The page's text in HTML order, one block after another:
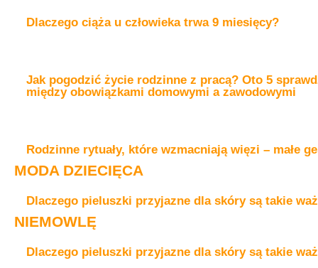
Dlaczego ciąża u człowieka trwa 9 miesięcy?
Jak pogodzić życie rodzinne z pracą? Oto 5
między obowiązkami domowymi a zawodowymi
Rodzinne rytuały, które wzmacniają więzi – małe
MODA DZIECIĘCA
Dlaczego pieluszki przyjazne dla skóry są takie
NIEMOWLĘ
Dlaczego pieluszki przyjazne dla skóry są takie